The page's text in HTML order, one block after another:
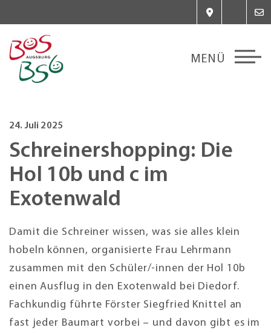
24. Juli 2025
Schreinershopping: Die
Hol 10b und c im
Exotenwald
Damit die Schreiner wissen, was sie alles klein
hobeln können, organisierte Frau Lehrmann
zusammen mit den Schüler/-innen der Hol 10b
einen Ausflug in den Exotenwald bei Diedorf.
Fachkundig führte Förster Siegfried Knittel an
fast jeder Baumart vorbei – und davon gibt es im